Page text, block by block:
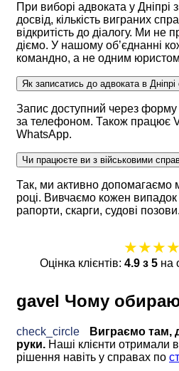
При виборі адвоката у Дніпрі
досвід, кількість виграних
відкритість до діалогу. Ми
діємо. У нашому об’єднанні
командно, а не одним
Як записатись до адвоката в
Запис доступний через форму
за телефоном. Також працює
WhatsApp.
Чи працюєте ви з військовими
Так, ми активно допомагаємо
році. Вивчаємо кожен
рапорти, скарги, судові позови.
Оцінка клієнтів: 4.9 з 5на
gavel Чому
check_circle
Виграємо там,
руки. Наші клієнти отримали
рішення навіть у справах по